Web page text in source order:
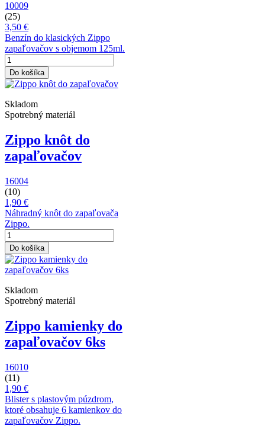
10009
(25)
3,50 €
Benzín do klasických Zippo
zapaľovačov s objemom 125ml.
Do košíka
Skladom
Spotrebný materiál
Zippo knôt do
zapaľovačov
16004
(10)
1,90 €
Náhradný knôt do zapaľovača
Zippo.
Do košíka
Skladom
Spotrebný materiál
Zippo kamienky do
zapaľovačov 6ks
16010
(11)
1,90 €
Blister s plastovým púzdrom,
ktoré obsahuje 6 kamienkov do
zapaľovačov Zippo.